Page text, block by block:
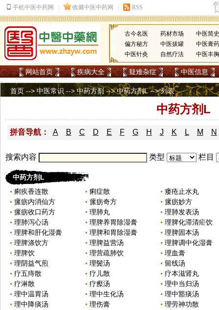
古今名医 药材市场
中医简史
偏方秘方
中医拔罐
中医膏药
中医针灸
自然疗法 中医丰胸
网站首页 疾病大全 疑难杂症 中医信息
首页 -->中医常识 -->中药方剂-->中药方剂L-->列表
中药方剂L
拼音导航： A B C D E F G H J K L M N
搜索内容 类型 栏目
中药方剂L
痢疾香连散
痢症散
瘘疮止水丸
瘰疬内消仙方
瘰疬奇方
瘰疬妙方
瘰疬收口药方
理肺丸
理肺发表汤
理肺泻心汤
理脾养胃除湿膏
理脾化滞清疟饮
理脾和肝化湿膏
理脾和胃除湿膏
理脾固本汤
理脾涤饮方
理脾益营汤
理脾调中化湿膏
理脾饮
理营疏肺饮
理血膏
理阴益气煎
理鬓汤
留线汤
疗五痔散
疗儿散
疗本滋肾丸
疗淋散
疗瘵汤
理中当归汤
理中温胃汤
理中生化汤
理中豁痰汤
理中降痰汤
理伤膏
理劳神功散